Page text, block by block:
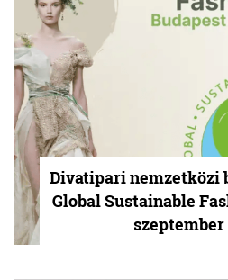
Divatipari nemzetközi
Global Sustainable
szeptember